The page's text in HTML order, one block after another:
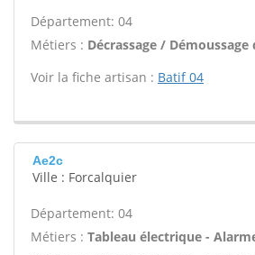
Département: 04
Métiers : Décrassage /
Voir la fiche artisan : Batif 04
Ae2c
Ville : Forcalquier
Département: 04
Métiers : Tableau électrique -